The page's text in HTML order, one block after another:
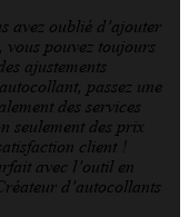
avez oublié d’ajouter
pouvez toujours
ajustements
passez une
des services
seulement des prix
client !
avec l’outil en
d’autocollants